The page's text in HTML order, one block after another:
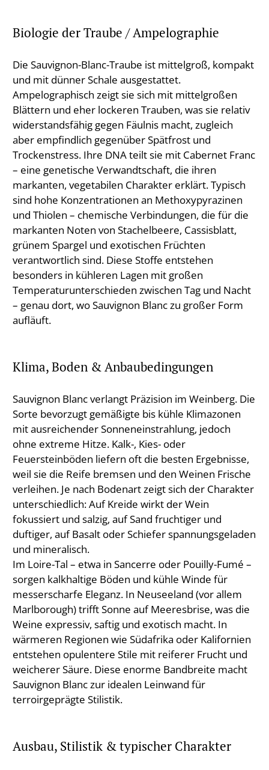
Biologie der Traube / Ampelographie
Die Sauvignon-Blanc-Traube ist mittelgroß, kompakt
und mit dünner Schale ausgestattet.
Ampelographisch zeigt sie sich mit mittelgroßen
Blättern und eher lockeren Trauben, was sie relativ
widerstandsfähig gegen Fäulnis macht, zugleich
aber empfindlich gegenüber Spätfrost und
Trockenstress. Ihre DNA teilt sie mit Cabernet Franc
– eine genetische Verwandtschaft, die ihren
markanten, vegetabilen Charakter erklärt. Typisch
sind hohe Konzentrationen an Methoxypyrazinen
und Thiolen – chemische Verbindungen, die für die
markanten Noten von Stachelbeere, Cassisblatt,
grünem Spargel und exotischen Früchten
verantwortlich sind. Diese Stoffe entstehen
besonders in kühleren Lagen mit großen
Temperaturunterschieden zwischen Tag und Nacht
– genau dort, wo Sauvignon Blanc zu großer Form
aufläuft.
Klima, Boden & Anbaubedingungen
Sauvignon Blanc verlangt Präzision im Weinberg. Die
Sorte bevorzugt gemäßigte bis kühle Klimazonen
mit ausreichender Sonneneinstrahlung, jedoch
ohne extreme Hitze. Kalk-, Kies- oder
Feuersteinböden liefern oft die besten Ergebnisse,
weil sie die Reife bremsen und den Weinen Frische
verleihen. Je nach Bodenart zeigt sich der Charakter
unterschiedlich: Auf Kreide wirkt der Wein
fokussiert und salzig, auf Sand fruchtiger und
duftiger, auf Basalt oder Schiefer spannungsgeladen
und mineralisch.
Im Loire-Tal – etwa in Sancerre oder Pouilly-Fumé –
sorgen kalkhaltige Böden und kühle Winde für
messerscharfe Eleganz. In Neuseeland (vor allem
Marlborough) trifft Sonne auf Meeresbrise, was die
Weine expressiv, saftig und exotisch macht. In
wärmeren Regionen wie Südafrika oder Kalifornien
entstehen opulentere Stile mit reiferer Frucht und
weicherer Säure. Diese enorme Bandbreite macht
Sauvignon Blanc zur idealen Leinwand für
terroirgeprägte Stilistik.
Ausbau, Stilistik & typischer Charakter